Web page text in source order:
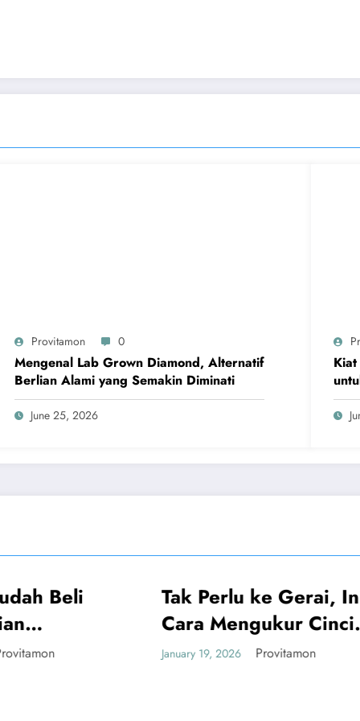
Provitamon 0
Mengenal Lab Grown Diamond, Alternatif
Berlian Alami yang Semakin Diminati
June 25, 2026
UMUMPerlu ke Gerai, Ini
Mengukur Cincin
yang Akurat
19, 2026
UMUM